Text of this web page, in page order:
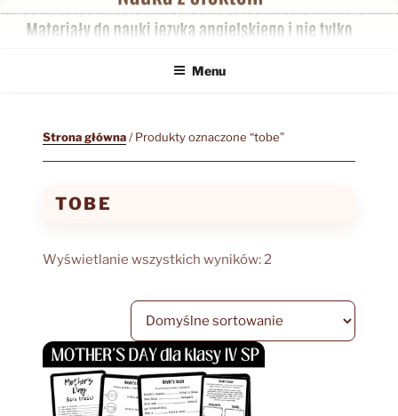
Przejdź
Menu
Strona główna/ Produkty oznaczone “tobe”
TOBE
Wyświetlanie wszystkich wyników: 2